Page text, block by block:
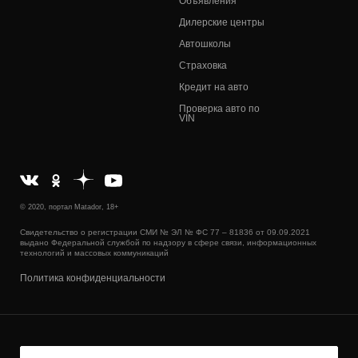
Дилерские центры
Автошколы
Страховка
Кредит на авто
Проверка авто по
VIN
© 2020, портал Matador, 18+
Свидетельство о регистрации СМИ № ЭЛ № ФС 77 – 81836 от 09.09.2021
выдано Федеральной службой по надзору в сфере связи, информационных
технологий и массовых коммуникаций
Политика конфиденциальности